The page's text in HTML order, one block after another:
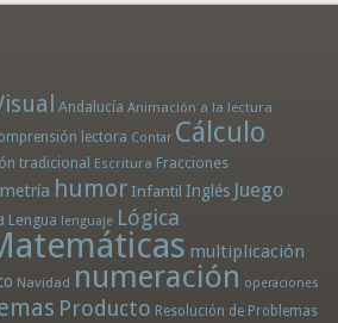
Andalucía Animación a la lectura
lectora Contar Cálculo
tradicional Escritura Fracciones
humor Infantil Inglés Juego
Lengua lenguaje Lógica
multiplicación
Navidad numeración operaciones
Producto Resolución de Problemas